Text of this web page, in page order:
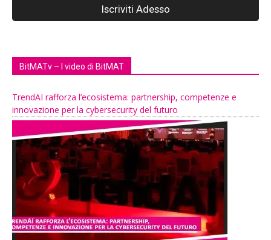
BitMATv – I video di BitMAT
TrendAI rafforza l’ecosistema: partnership, competenze e
innovazione per la cybersecurity del futuro